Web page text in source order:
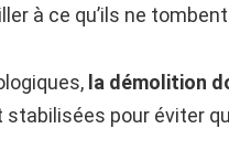
à ce qu’ils ne
la démolition
pour éviter